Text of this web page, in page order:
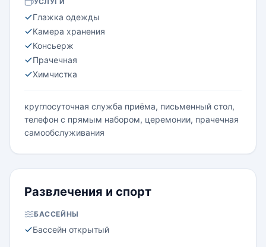
Глажка одежды
Камера хранения
Консьерж
Прачечная
Химчистка
круглосуточная служба приёма, письменный стол,
телефон с прямым набором, церемонии, прачечная
самообслуживания
Развлечения и спорт
БАССЕЙНЫ
Бассейн открытый